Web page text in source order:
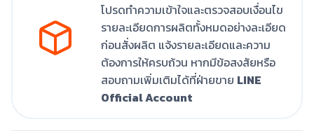
โปรดทำความเข้าใจและตรวจสอบเงื่อนไข
รายละเอียดการผลิตทั้งหมดอย่างละเอียด
ก่อนสั่งผลิต แจ้งรายละเอียดและความ
ต้องการให้ครบถ้วน หากมีข้อสงสัยหรือ
สอบถามเพิ่มเติมได้ที่ฝ่ายขาย LINE
Official Account